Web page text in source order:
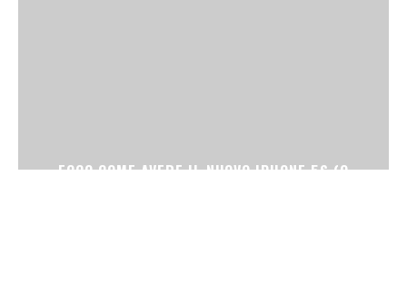
ECCO COME AVERE IL NUOVO IPHONE 5S (O